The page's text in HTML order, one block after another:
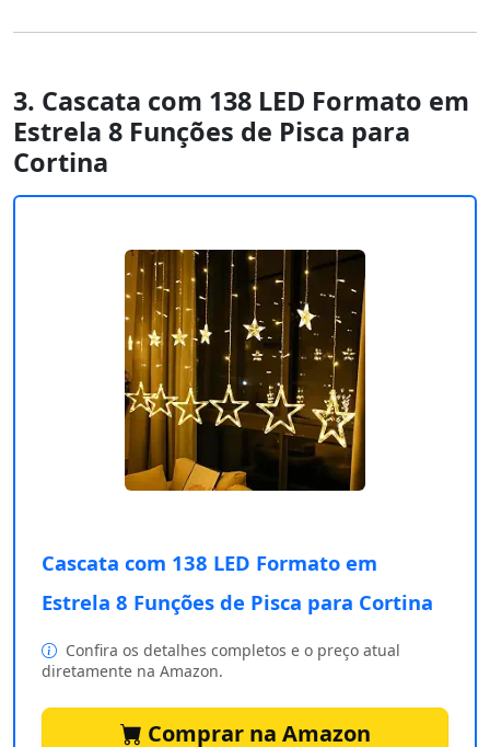
3. Cascata com 138 LED Formato em
Estrela 8 Funções de Pisca para
Cortina
Cascata com 138 LED Formato em
Estrela 8 Funções de Pisca para Cortina
Confira os detalhes completos e o preço atual
diretamente na Amazon.
Comprar na Amazon